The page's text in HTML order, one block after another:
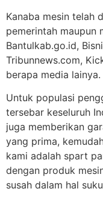
Kanaba mesin telah
pemerintah maupun
Bantulkab.go.id,
Tribunnews.com,
berapa media lainya.
Untuk populasi
tersebar keseluruh
juga memberikan
yang prima,
kami adalah spart
dengan produk
susah dalam hal